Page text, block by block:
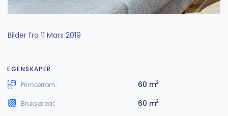
Bilder fra 11 Mars 2019
EGENSKAPER
Primærrom:
60 m2
Bruksareal: 60 m2